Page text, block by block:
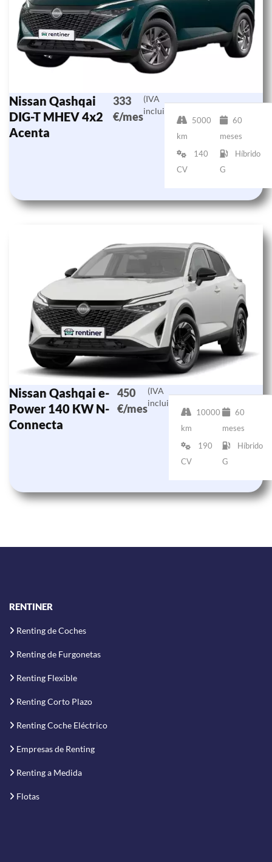
Nissan Qashqai
DIG-T MHEV 4x2
Acenta
333
€/mes
(IVA
incluido)
5000
km
60
meses
140
CV
Híbrido
G
Nissan Qashqai e-
Power 140 KW N-
Connecta
450
€/mes
(IVA
incluido)
10000
km
60
meses
190
CV
Híbrido
G
RENTINER
Renting de Coches
Renting de Furgonetas
Renting Flexible
Renting Corto Plazo
Renting Coche Eléctrico
Empresas de Renting
Renting a Medida
Flotas